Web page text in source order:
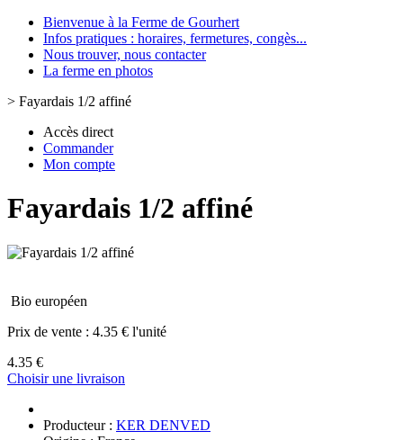
Bienvenue à la Ferme de Gourhert
Infos pratiques : horaires, fermetures, congès...
Nous trouver, nous contacter
La ferme en photos
> Fayardais 1/2 affiné
Accès direct
Commander
Mon compte
Fayardais 1/2 affiné
Bio européen
Prix de vente : 4.35 € l'unité
4.35 €
Choisir une livraison
Producteur : KER DENVED